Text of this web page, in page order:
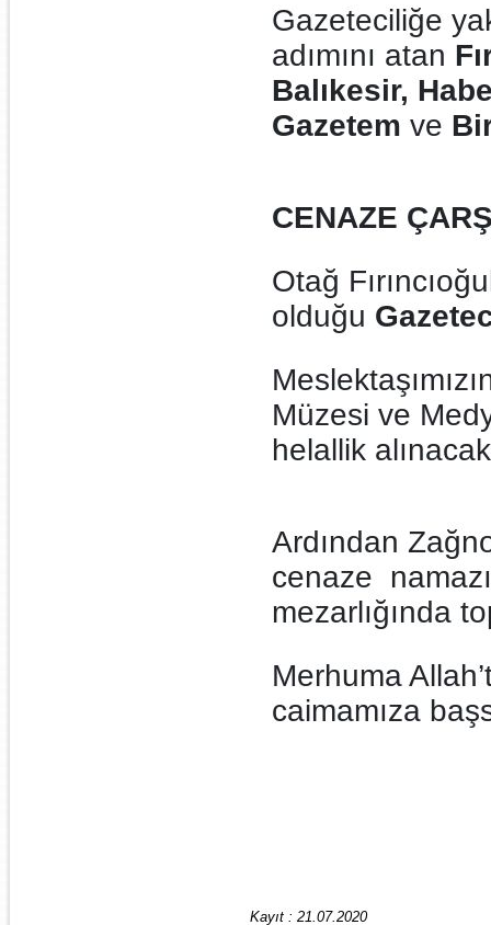
Gazeteciliğe
adımını atan
Balıkesir,
Gazetem ve
CENAZE
Otağ
olduğu
Müzesi ve
helallik
Ardından
cenaze
mezarlığında
Merhuma
caimamıza
Kayıt : 21.07.2020